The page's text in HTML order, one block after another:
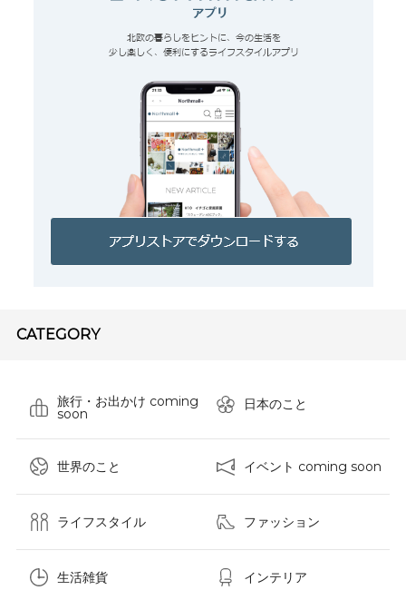
CATEGORY
旅行・お出かけ coming
soon
日本のこと
世界のこと イベント coming soon
ライフスタイル ファッション
生活雑貨 インテリア